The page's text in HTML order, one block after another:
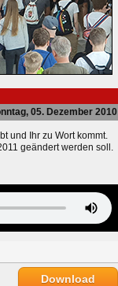
05. Dezember 2010
und Ihr zu Wort kommt.
geändert werden soll.
Download